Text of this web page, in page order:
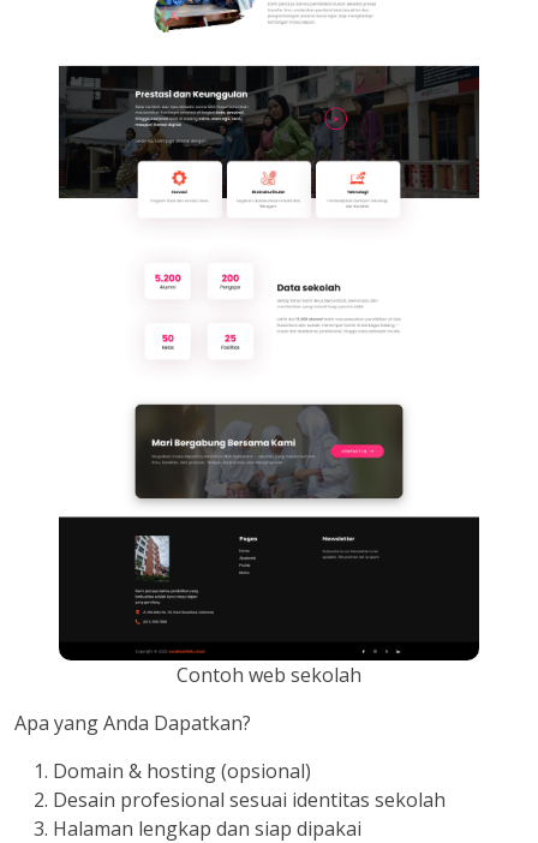
Contoh web sekolah
Apa yang Anda Dapatkan?
Domain & hosting (opsional)
Desain profesional sesuai identitas sekolah
Halaman lengkap dan siap dipakai